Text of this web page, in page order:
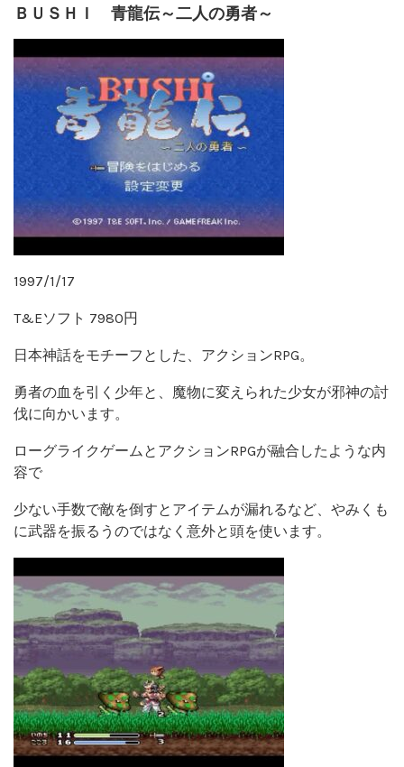
ＢＵＳＨＩ 青龍伝～二人の勇者～
1997/1/17
T&Eソフト 7980円
日本神話をモチーフとした、アクションRPG。
勇者の血を引く少年と、魔物に変えられた少女が邪神の討
伐に向かいます。
ローグライクゲームとアクションRPGが融合したような内
容で
少ない手数で敵を倒すとアイテムが漏れるなど、やみくも
に武器を振るうのではなく意外と頭を使います。